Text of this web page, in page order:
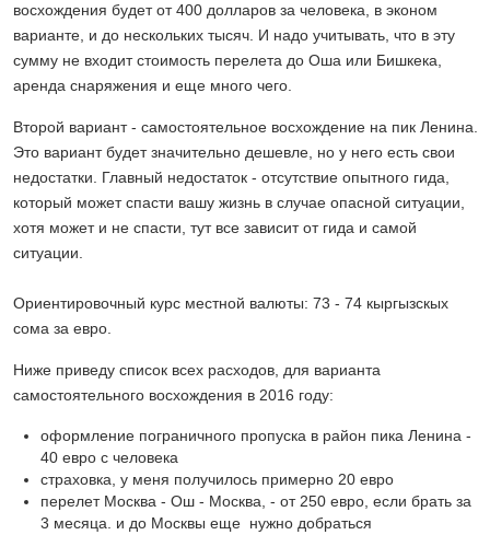
восхождения будет от 400 долларов за человека, в эконом
варианте, и до нескольких тысяч. И надо учитывать, что в эту
сумму не входит стоимость перелета до Оша или Бишкека,
аренда снаряжения и еще много чего.
Второй вариант - самостоятельное восхождение на пик Ленина.
Это вариант будет значительно дешевле, но у него есть свои
недостатки. Главный недостаток - отсутствие опытного гида,
который может спасти вашу жизнь в случае опасной ситуации,
хотя может и не спасти, тут все зависит от гида и самой
ситуации.
Ориентировочный курс местной валюты: 73 - 74 кыргызскых
сома за евро.
Ниже приведу список всех расходов, для варианта
самостоятельного восхождения в 2016 году:
оформление пограничного пропуска в район пика Ленина -
40 евро с человека
страховка, у меня получилось примерно 20 евро
перелет Москва - Ош - Москва, - от 250 евро, если брать за
3 месяца. и до Москвы еще нужно добраться